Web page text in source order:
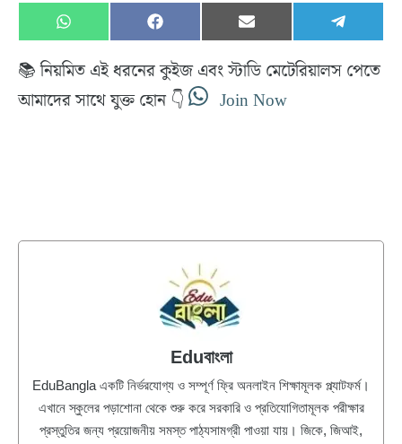
Share
on
W
h
a
t
s
A
Share
on
F
a
c
e
b
o
Share
on
E
m
a
i
l
Share
on
e
l
e
📚 নিয়মিত এই ধরনের কুইজ এবং স্টাডি মেটেরিয়ালস পেতে
আমাদের সাথে যুক্ত হোন 👇
Join Now
Eduবাংলা
EduBangla একটি নির্ভরযোগ্য ও সম্পূর্ণ ফ্রি অনলাইন শিক্ষামূলক প্ল্যাটফর্ম।
এখানে স্কুলের পড়াশোনা থেকে শুরু করে সরকারি ও প্রতিযোগিতামূলক পরীক্ষার
প্রস্তুতির জন্য প্রয়োজনীয় সমস্ত পাঠ্যসামগ্রী পাওয়া যায়। জিকে, জিআই,